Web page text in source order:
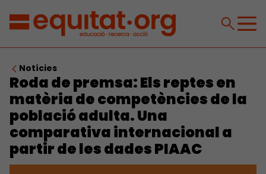
Notícies
Roda de premsa: Els reptes en
matèria de competències de la
població adulta. Una
comparativa internacional a
partir de les dades PIAAC